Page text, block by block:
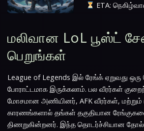
ETA:
மலிவான LoL பூஸ்ட்
பெறுங்கள்
League of Legends இல் ரேங்க் ஏறுவது
போராட்டமாக இருக்கலாம். பல வீரர்கள்
மோசமான அணியினர், AFK வீரர்கள்,
காரணங்களால் தங்கள் தகுதியான
திணறுகின்றனர். இந்த தொடர்ச்சியான